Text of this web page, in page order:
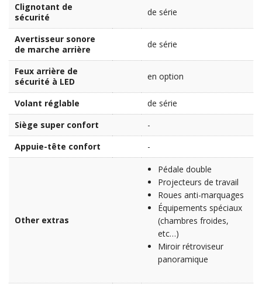
Clignotant de
sécurité
de série
Avertisseur sonore
de marche arrière
de série
Feux arrière de
sécurité à LED
en option
Volant réglable
de série
Siège super confort
-
Appuie-tête confort
-
Other extras
Pédale double
Projecteurs de travail
Roues anti-marquages
Équipements spéciaux
(chambres froides,
etc…)
Miroir rétroviseur
panoramique